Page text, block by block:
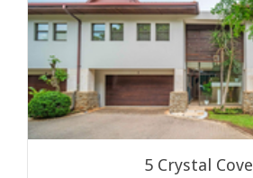
5 Crystal Cove